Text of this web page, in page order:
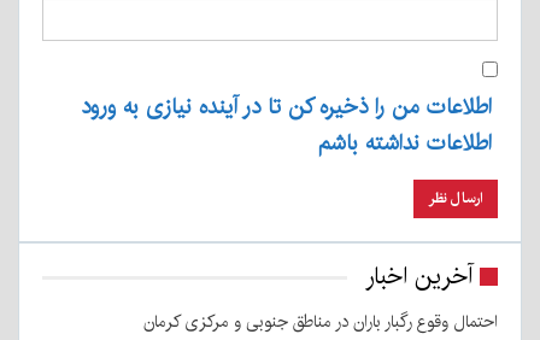
اطلاعات من را ذخیره کن تا در آینده نیازی به ورود
اطلاعات نداشته باشم
آخرین اخبار
احتمال وقوع رگبار باران در مناطق جنوبی و مرکزی کرمان